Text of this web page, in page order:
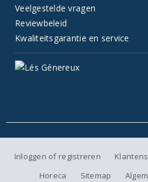
Veelgestelde vragen
Reviewbeleid
Kwaliteitsgarantie en service
Inloggen of registreren
Horeca
Sitemap